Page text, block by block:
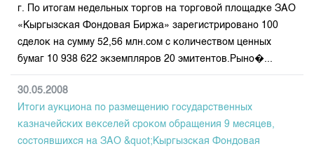
г. По итогам недельных торгов на торговой площадке ЗАО
«Кыргызская Фондовая Биржа» зарегистрировано 100
сделок на сумму 52,56 млн.сом с количеством ценных
бумаг 10 938 622 экземпляров 20 эмитентов.Рыно�...
30.05.2008
Итоги аукциона по размещению государственных
казначейских векселей сроком обращения 9 месяцев,
состоявшихся на ЗАО &quot;Кыргызская Фондовая